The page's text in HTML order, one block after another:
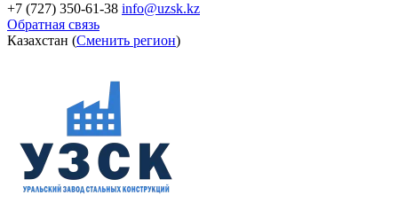
+7 (727) 350-61-38 info@uzsk.kz
Обратная связь
Казахстан (Сменить регион)